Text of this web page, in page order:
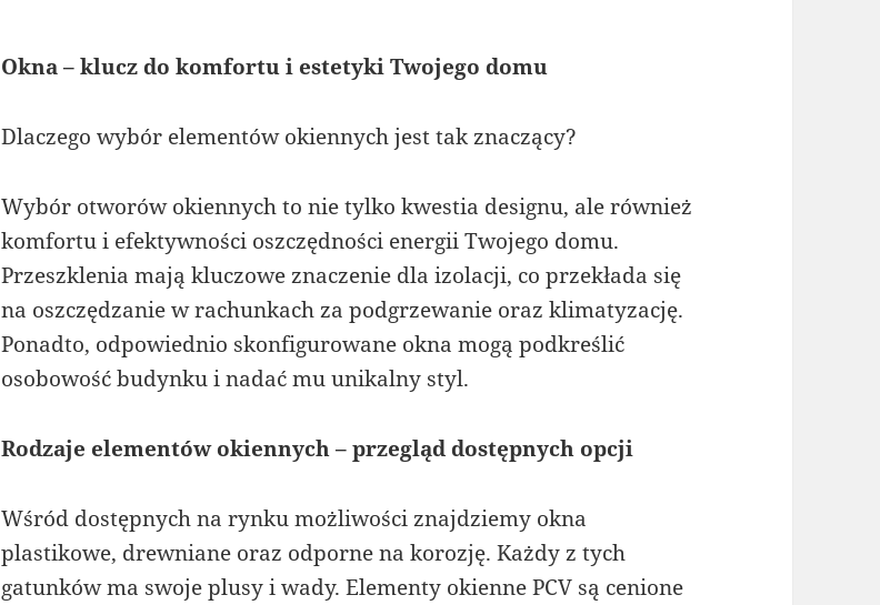
Okna – klucz do komfortu i estetyki Twojego domu
Dlaczego wybór elementów okiennych jest tak znaczący?
Wybór otworów okiennych to nie tylko kwestia designu, ale również
komfortu i efektywności oszczędności energii Twojego domu.
Przeszklenia mają kluczowe znaczenie dla izolacji, co przekłada się
na oszczędzanie w rachunkach za podgrzewanie oraz klimatyzację.
Ponadto, odpowiednio skonfigurowane okna mogą podkreślić
osobowość budynku i nadać mu unikalny styl.
Rodzaje elementów okiennych – przegląd dostępnych opcji
Wśród dostępnych na rynku możliwości znajdziemy okna
plastikowe, drewniane oraz odporne na korozję. Każdy z tych
gatunków ma swoje plusy i wady. Elementy okienne PCV są cenione